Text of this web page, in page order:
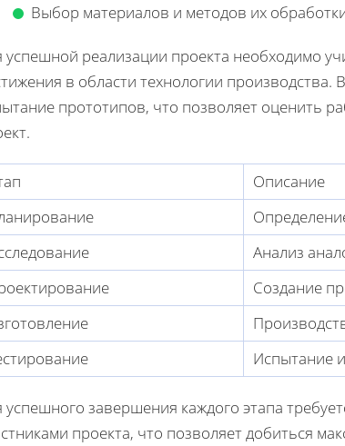
Выбор материалов и методов их
успешной реализации проекта необходимо
в области технологии
прототипов, что позволяет оценить
Описание
Анализ
Создание
Испытание
успешного завершения каждого этапа
проекта, что позволяет добиться